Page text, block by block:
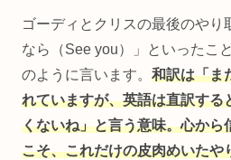
ゴーディとクリスの最後のやり
なら（See you）」といったこ
のように言います。 和訳は「ま
れていますが、英語は直訳する
くないね」と言う意味。心から
こそ、これだけの皮肉めいたや